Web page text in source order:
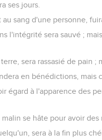
ses jours.
sang d'une personne,
l'intégrité sera sauvé ;
sera rassasié de pain
en bénédictions, mais
égard à l'apparence des
se hâte pour avoir
sera à la fin plus